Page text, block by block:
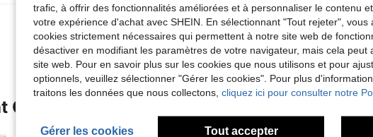
Voir Plus D'avis
Consultés
trafic, à offrir des fonctionnalités améliorées et à personnaliser le contenu
votre expérience d'achat avec SHEIN. En sélectionnant "Tout rejeter", vous
cookies strictement nécessaires qui permettent à notre site web de
désactiver en modifiant les paramètres de votre navigateur, mais cela peut
site web. Pour en savoir plus sur les cookies que nous utilisons et pour
optionnels, veuillez sélectionner "Gérer les cookies". Pour plus
traitons les données que nous collectons, cliquez ici pour consulter notre
Gérer les cookies Tout accepter